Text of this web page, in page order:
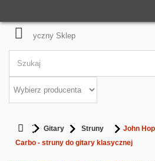
Gitary Struny
John
Carbo - struny do gitary klasycznej